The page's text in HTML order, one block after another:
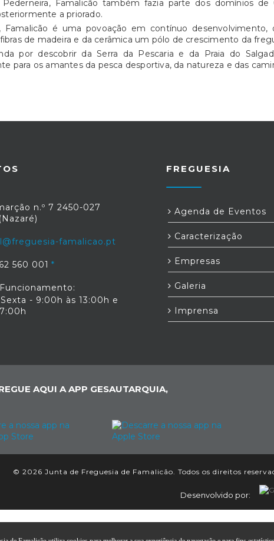
Famalicão também fazia parte dos domínios
a priorado.
Famalicão é uma povoação em contínuo
de madeira e da cerâmica um pólo de crescimento da
por descobrir da Serra da Pescaria e da Praia do
para os amantes da pesca desportiva, da natureza e das
n.º 7 2450-027
famalicao.pt
560 001
- 9:00h às 13:00h e
FREGUESIA
Agenda de Eventos
Caracterização
Empresas
Galeria
Imprensa
AQUI A APP GESAUTARQUIA,
© 2026 Junta de Freguesia de Famalicão. Todos os direitos
Desenvolvido por: